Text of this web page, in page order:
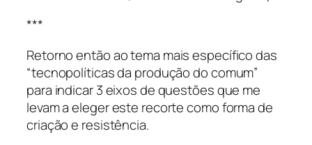
***
Retorno então ao tema mais específico das
“tecnopolíticas da produção do comum”
para indicar 3 eixos de questões que me
levam a eleger este recorte como forma de
criação e resistência.